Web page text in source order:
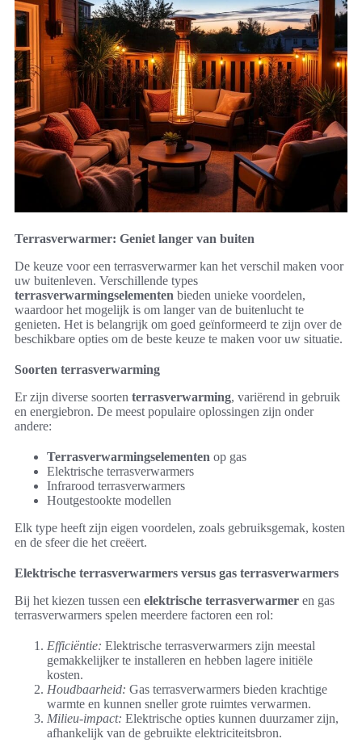
Terrasverwarmer: Geniet langer van buiten
De keuze voor een terrasverwarmer kan het verschil maken voor
uw buitenleven. Verschillende types
terrasverwarmingselementen bieden unieke voordelen,
waardoor het mogelijk is om langer van de buitenlucht te
genieten. Het is belangrijk om goed geïnformeerd te zijn over de
beschikbare opties om de beste keuze te maken voor uw situatie.
Soorten terrasverwarming
Er zijn diverse soorten terrasverwarming, variërend in gebruik
en energiebron. De meest populaire oplossingen zijn onder
andere:
Terrasverwarmingselementen op gas
Elektrische terrasverwarmers
Infrarood terrasverwarmers
Houtgestookte modellen
Elk type heeft zijn eigen voordelen, zoals gebruiksgemak, kosten
en de sfeer die het creëert.
Elektrische terrasverwarmers versus gas terrasverwarmers
Bij het kiezen tussen een elektrische terrasverwarmer en gas
terrasverwarmers spelen meerdere factoren een rol:
Efficiëntie: Elektrische terrasverwarmers zijn meestal
gemakkelijker te installeren en hebben lagere initiële
kosten.
Houdbaarheid: Gas terrasverwarmers bieden krachtige
warmte en kunnen sneller grote ruimtes verwarmen.
Milieu-impact: Elektrische opties kunnen duurzamer zijn,
afhankelijk van de gebruikte elektriciteitsbron.